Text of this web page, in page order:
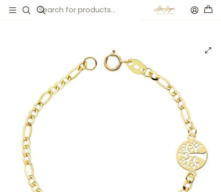
Inicio Catálogo Esclava cartier árbol de vida Oro 18k